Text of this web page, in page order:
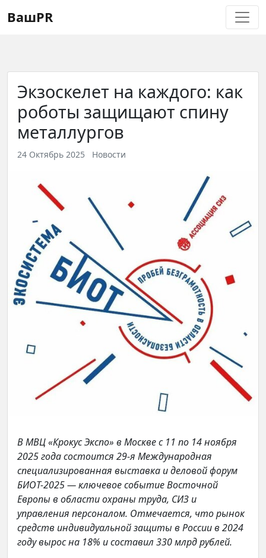
Регистрация
ВашPR
Экзоскелет на каждого: как
роботы защищают спину
металлургов
24 Октябрь 2025 Новости
В МВЦ «Крокус Экспо» в Москве с 11 по 14 ноября
2025 года состоится 29-я Международная
специализированная выставка и деловой форум
БИОТ-2025 — ключевое событие Восточной
Европы в области охраны труда, СИЗ и
управления персоналом. Отмечается, что рынок
средств индивидуальной защиты в России в 2024
году вырос на 18% и составил 330 млрд рублей.